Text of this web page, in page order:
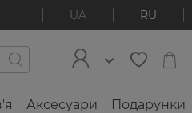
UA RU
Аксесуари Подарунки